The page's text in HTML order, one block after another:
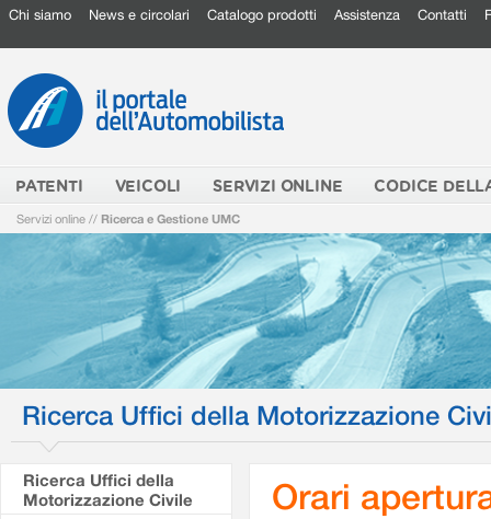
Chi siamo News e circolari Catalogo prodotti Assistenza Contatti
PATENTI VEICOLI SERVIZI ONLINE CODICE
Servizi online // Ricerca e Gestione UMC
Ricerca Uffici della Motorizzazione
Ricerca Uffici della
Motorizzazione Civile
Orari